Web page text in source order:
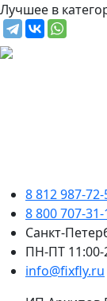
Лучшее в
8 812 987-
8 800 707-
Санкт-
ПН-ПТ 11:00-
info@fixfly.ru